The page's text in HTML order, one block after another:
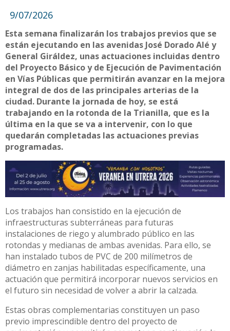
9/07/2026
Esta semana finalizarán los trabajos previos que se
están ejecutando en las avenidas José Dorado Alé y
General Giráldez, unas actuaciones incluidas dentro
del Proyecto Básico y de Ejecución de Pavimentación
en Vías Públicas que permitirán avanzar en la mejora
integral de dos de las principales arterias de la
ciudad. Durante la jornada de hoy, se está
trabajando en la rotonda de la Trianilla, que es la
última en la que se va a intervenir, con lo que
quedarán completadas las actuaciones previas
programadas.
Los trabajos han consistido en la ejecución de
infraestructuras subterráneas para futuras
instalaciones de riego y alumbrado público en las
rotondas y medianas de ambas avenidas. Para ello, se
han instalado tubos de PVC de 200 milímetros de
diámetro en zanjas habilitadas específicamente, una
actuación que permitirá incorporar nuevos servicios en
el futuro sin necesidad de volver a abrir la calzada.
Estas obras complementarias constituyen un paso
previo imprescindible dentro del proyecto de